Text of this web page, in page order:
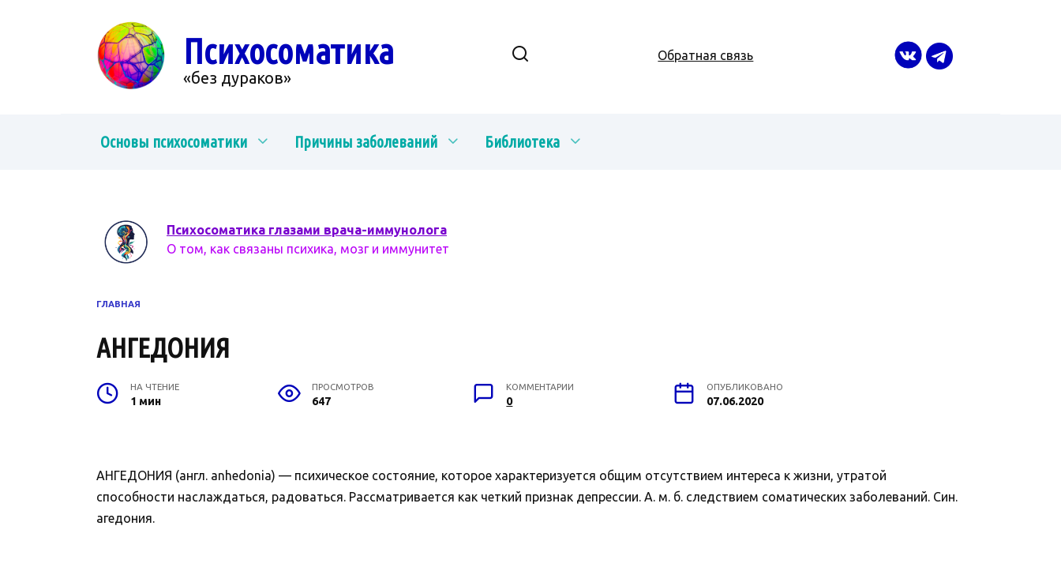
Психосоматика
«без дураков»
Обратная связь
Основы психосоматики Причины заболеваний Библиотека
Психосоматика глазами врача-иммунолога
О том, как связаны психика, мозг и иммунитет
ГЛАВНАЯ
АНГЕДОНИЯ
НА ЧТЕНИЕ
1 мин
ПРОСМОТРОВ
647
КОММЕНТАРИИ
0
ОПУБЛИКОВАНО
07.06.2020
АНГЕДОНИЯ (англ. anhedonia) — психическое состояние, которое характеризуется общим отсутствием интереса к жизни, утратой
способности наслаждаться, радоваться. Рассматривается как четкий признак депрессии. А. м. б. следствием соматических заболеваний. Син.
агедония.